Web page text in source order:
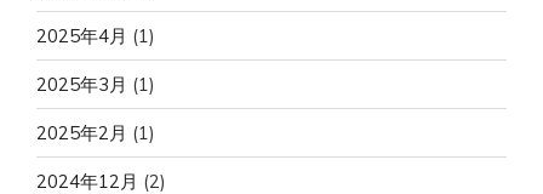
2025年4月 (1)
2025年3月 (1)
2025年2月 (1)
2024年12月 (2)